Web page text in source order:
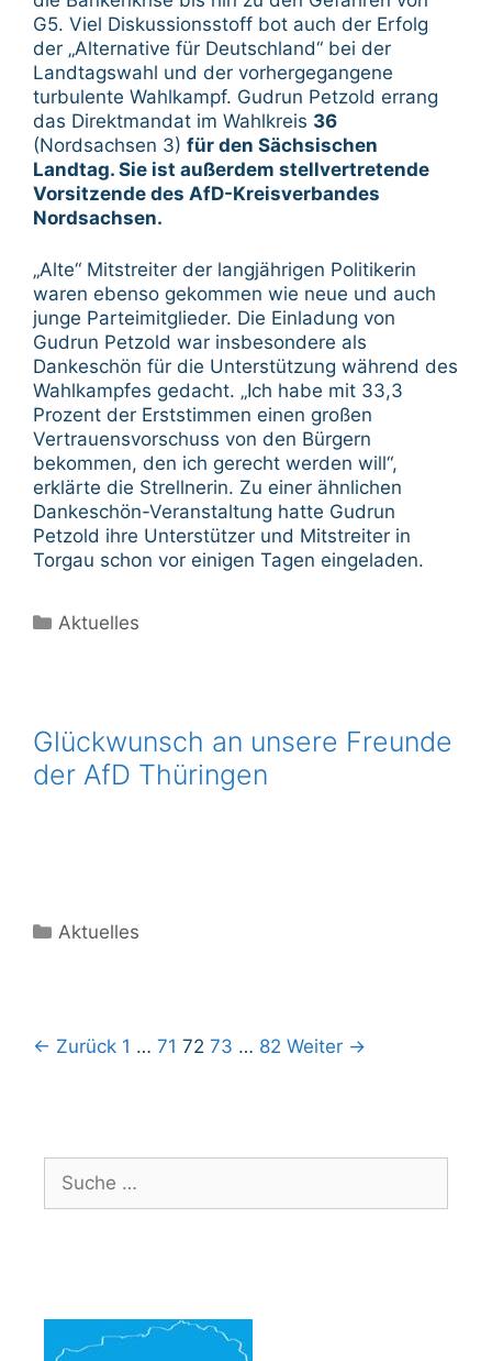
G5. Viel Diskussionsstoff bot auch der Erfolg
der „Alternative für Deutschland“ bei der
Landtagswahl und der vorhergegangene
turbulente Wahlkampf. Gudrun Petzold errang
das Direktmandat im Wahlkreis 36
(Nordsachsen 3) für den Sächsischen
Landtag. Sie ist außerdem stellvertretende
Vorsitzende des AfD-Kreisverbandes
Nordsachsen.
„Alte“ Mitstreiter der langjährigen Politikerin
waren ebenso gekommen wie neue und auch
junge Parteimitglieder. Die Einladung von
Gudrun Petzold war insbesondere als
Dankeschön für die Unterstützung während des
Wahlkampfes gedacht. „Ich habe mit 33,3
Prozent der Erststimmen einen großen
Vertrauensvorschuss von den Bürgern
bekommen, den ich gerecht werden will“,
erklärte die Strellnerin. Zu einer ähnlichen
Dankeschön-Veranstaltung hatte Gudrun
Petzold ihre Unterstützer und Mitstreiter in
Torgau schon vor einigen Tagen eingeladen.
Kategorien
Aktuelles
Glückwunsch an unsere Freunde
der AfD Thüringen
Kategorien
Aktuelles
Beitrags-
← Zurück 1 … 71 72 73 … 82 Weiter →
nach: